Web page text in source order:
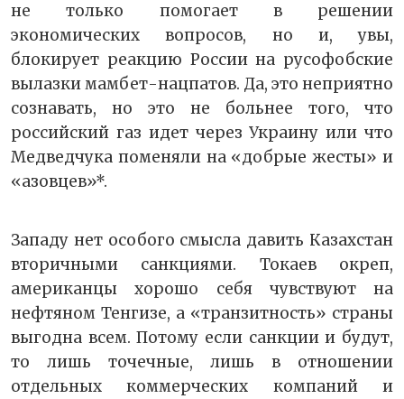
не только помогает в решении
экономических вопросов, но и, увы,
блокирует реакцию России на русофобские
вылазки мамбет-нацпатов. Да, это неприятно
сознавать, но это не больнее того, что
российский газ идет через Украину или что
Медведчука поменяли на «добрые жесты» и
«азовцев»*.
Западу нет особого смысла давить Казахстан
вторичными санкциями. Токаев окреп,
американцы хорошо себя чувствуют на
нефтяном Тенгизе, а «транзитность» страны
выгодна всем. Потому если санкции и будут,
то лишь точечные, лишь в отношении
отдельных коммерческих компаний и